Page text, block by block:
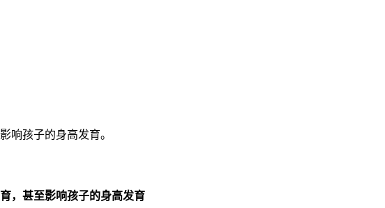
响孩子的身高发育。
，甚至影响孩子的身高发育